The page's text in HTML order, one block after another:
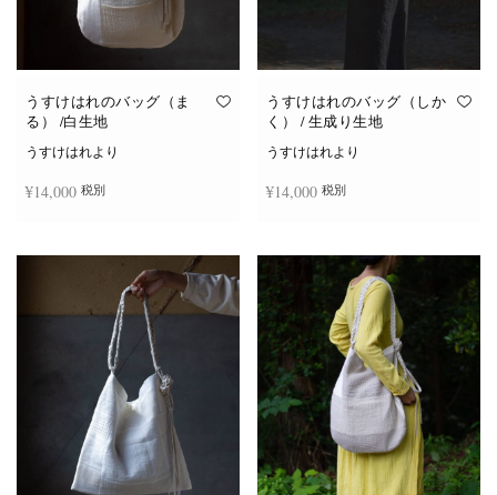
ン
り
ま
オ
ジ
か
ら
選
択
き
す
うすけはれのバッグ（ま
る） /白生地
うすけはれより
¥14,000 税別
うすけはれのバッグ（しか
く） / 生成り生地
うすけはれより
¥14,000 税別